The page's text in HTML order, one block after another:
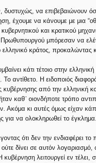
δυστυχώς, να
έχουμε να κάνουμε με μια
και κρατικού
μπόρεσαν να
κράτος, προκαλώντας
κάτι τέτοιο στην
Το αντίθετο. Η ειδοποιός
από την ελληνική
καθ¨ οιονδήποτε τρόπο
Ακόμα κι αυτές όμως είχαν
για να ολοκληρωθεί το έγκλημα.
ότι δεν την ενδιαφέρει το
δίνει σε αυτόν
λειτουργεί εν τέλει,